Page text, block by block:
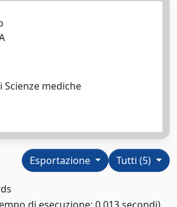
mediche
Tutti (5)
Esportazione